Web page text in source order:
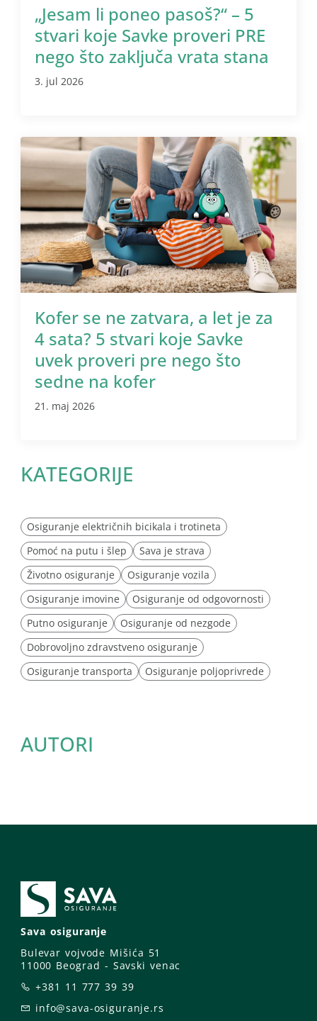
„Jesam li poneo pasoš?“ – 5
stvari koje Savke proveri PRE
nego što zaključa vrata stana
3. jul 2026
Kofer se ne zatvara, a let je za
4 sata? 5 stvari koje Savke
uvek proveri pre nego što
sedne na kofer
21. maj 2026
KATEGORIJE
Osiguranje električnih bicikala i trotineta
Pomoć na putu i šlep
Sava je strava
Životno osiguranje
Osiguranje vozila
Osiguranje imovine
Osiguranje od odgovornosti
Putno osiguranje
Osiguranje od nezgode
Dobrovoljno zdravstveno osiguranje
Osiguranje transporta
Osiguranje poljoprivrede
AUTORI
Sava osiguranje
Bulevar vojvode Mišića 51
11000 Beograd - Savski venac
+381 11 777 39 39
info@sava-osiguranje.rs